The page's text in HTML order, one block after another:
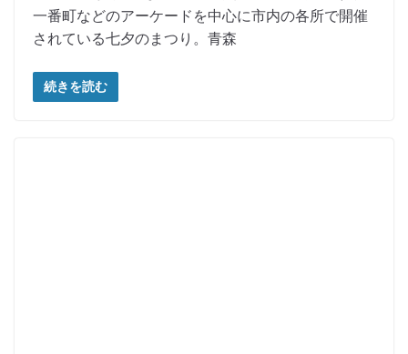
一番町などのアーケードを中心に市内の各所で開催
されている七夕のまつり。青森
続きを読む